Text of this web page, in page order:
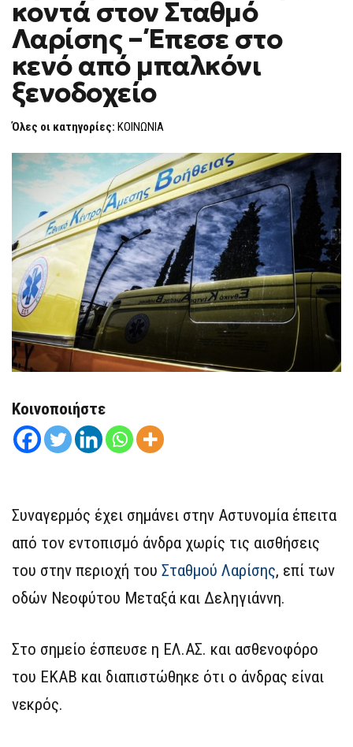
ΆΝΔΡΑ
ΚΟΝΤΆ
ΣΤΟΝ
ΣΤΑΘΜΌ
ΛΑΡΊΣΗΣ
–
ΑΠΌ
ΜΠΑΛΚΌΝΙ
κοντά στον Σταθμό
Λαρίσης – Έπεσε στο
κενό από μπαλκόνι
ξενοδοχείο
Όλες οι κατηγορίες: ΚΟΙΝΩΝΙΑ
Κοινοποιήστε
Συναγερμός έχει σημάνει στην Αστυνομία έπειτα
από τον εντοπισμό άνδρα χωρίς τις αισθήσεις
του στην περιοχή του Σταθμού Λαρίσης, επί των
οδών Νεοφύτου Μεταξά και Δεληγιάννη.
Στο σημείο έσπευσε η ΕΛ.ΑΣ. και ασθενοφόρο
του ΕΚΑΒ και διαπιστώθηκε ότι ο άνδρας είναι
νεκρός.